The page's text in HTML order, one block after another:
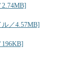
／4.57MB]